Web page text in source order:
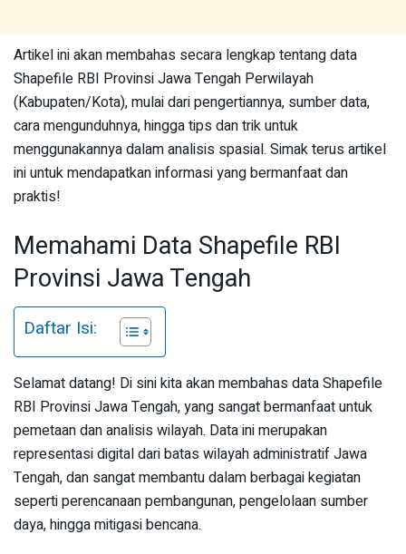
Artikel ini akan membahas secara lengkap tentang data
Shapefile RBI Provinsi Jawa Tengah Perwilayah
(Kabupaten/Kota), mulai dari pengertiannya, sumber data,
cara mengunduhnya, hingga tips dan trik untuk
menggunakannya dalam analisis spasial. Simak terus artikel
ini untuk mendapatkan informasi yang bermanfaat dan
praktis!
Memahami Data Shapefile RBI
Provinsi Jawa Tengah
Daftar Isi:
Selamat datang! Di sini kita akan membahas data Shapefile
RBI Provinsi Jawa Tengah, yang sangat bermanfaat untuk
pemetaan dan analisis wilayah. Data ini merupakan
representasi digital dari batas wilayah administratif Jawa
Tengah, dan sangat membantu dalam berbagai kegiatan
seperti perencanaan pembangunan, pengelolaan sumber
daya, hingga mitigasi bencana.